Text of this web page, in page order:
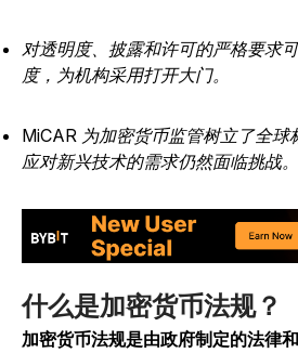
对透明度、披露和许可的严格要求
度，为机构采用打开大门。
MiCAR 为加密货币监管树立了全球
应对新兴技术的需求仍然面临挑战。
什么是加密货币法规？
加密货币法规是由政府制定的法律